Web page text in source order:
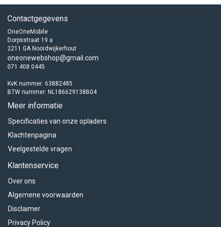
Contactgegevens
OneOneMobile
Dorpsstraat 19 a
2211 GA Noordwijkerhout
oneonewebshop@gmail.com
071 408 0445
KvK nummer: 63882485
BTW nummer: NL186629138B04
Meer informatie
Specificaties van onze opladers
Klachtenpagina
Veelgestelde vragen
Klantenservice
Over ons
Algemene voorwaarden
Disclaimer
Privacy Policy